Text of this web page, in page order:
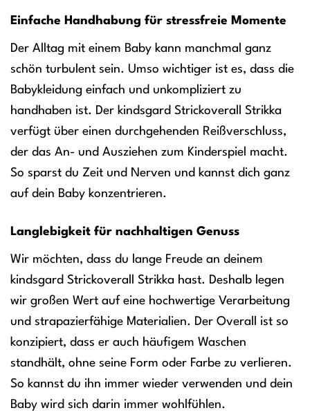
Einfache Handhabung für stressfreie Momente
Der Alltag mit einem Baby kann manchmal ganz
schön turbulent sein. Umso wichtiger ist es, dass die
Babykleidung einfach und unkompliziert zu
handhaben ist. Der kindsgard Strickoverall Strikka
verfügt über einen durchgehenden Reißverschluss,
der das An- und Ausziehen zum Kinderspiel macht.
So sparst du Zeit und Nerven und kannst dich ganz
auf dein Baby konzentrieren.
Langlebigkeit für nachhaltigen Genuss
Wir möchten, dass du lange Freude an deinem
kindsgard Strickoverall Strikka hast. Deshalb legen
wir großen Wert auf eine hochwertige Verarbeitung
und strapazierfähige Materialien. Der Overall ist so
konzipiert, dass er auch häufigem Waschen
standhält, ohne seine Form oder Farbe zu verlieren.
So kannst du ihn immer wieder verwenden und dein
Baby wird sich darin immer wohlfühlen.